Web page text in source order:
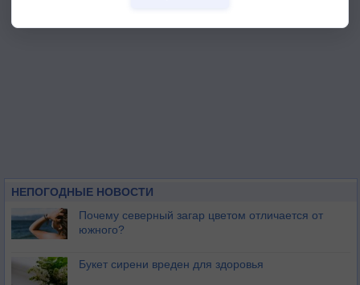
НЕПОГОДНЫЕ НОВОСТИ
Почему северный загар цветом отличается от
южного?
Букет сирени вреден для здоровья